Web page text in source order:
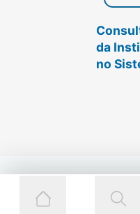
da
no